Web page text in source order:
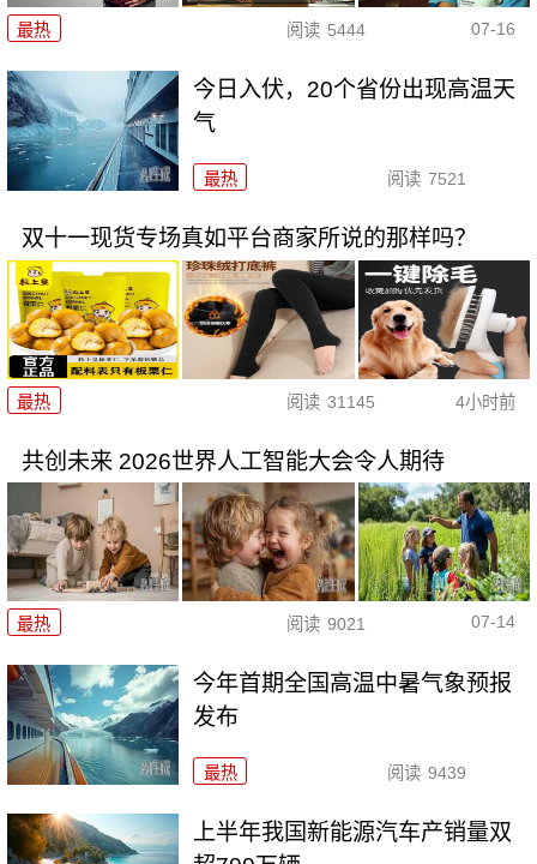
最热 阅读 5444 07-16
今日入伏，20个省份出现高温天
气
最热 阅读 7521
双十一现货专场真如平台商家所说的那样吗？
最热 阅读 31145 4小时前
共创未来 2026世界人工智能大会令人期待
最热 阅读 9021 07-14
今年首期全国高温中暑气象预报
发布
最热 阅读 9439
上半年我国新能源汽车产销量双